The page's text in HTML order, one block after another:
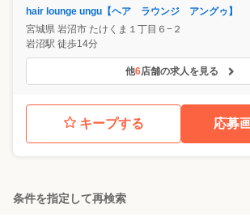
hair lounge ungu【ヘア ラウンジ アングゥ】
宮城県 岩沼市 たけくま１丁目６−２
岩沼駅 徒歩14分
他6店舗の求人を見る
キープする 応募
条件を指定して再検索